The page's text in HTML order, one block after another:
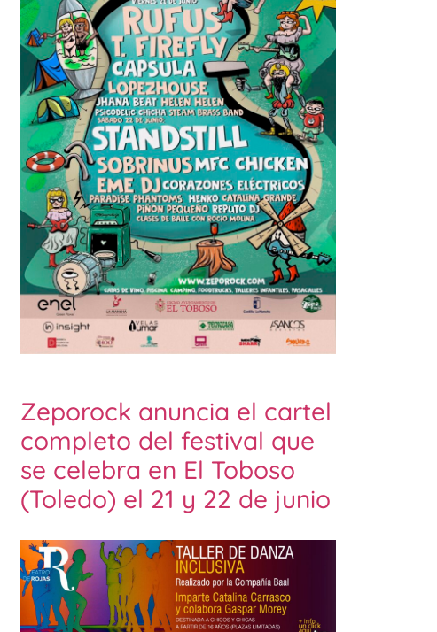
Zeporock anuncia el cartel
completo del festival que
se celebra en El Toboso
(Toledo) el 21 y 22 de junio